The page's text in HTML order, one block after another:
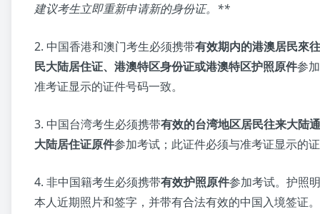
建议考生立即重新申请新的身份证。**
2. 中国香港和澳门考生必须携带有效期内的港澳居民來
民大陆居住证、港澳特区身份证或港澳特区护照原件参
准考证显示的证件号码一致。
3. 中国台湾考生必须携带有效的台湾地区居民往来大陆
大陆居住证原件参加考试；此证件必须与准考证显示的
4. 非中国籍考生必须携带有效护照原件参加考试。护照
本人近期照片和签字，并带有合法有效的中国入境签证。